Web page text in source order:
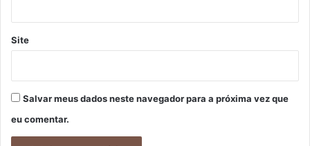
Site
Salvar meus dados neste navegador para a próxima vez que
eu comentar.